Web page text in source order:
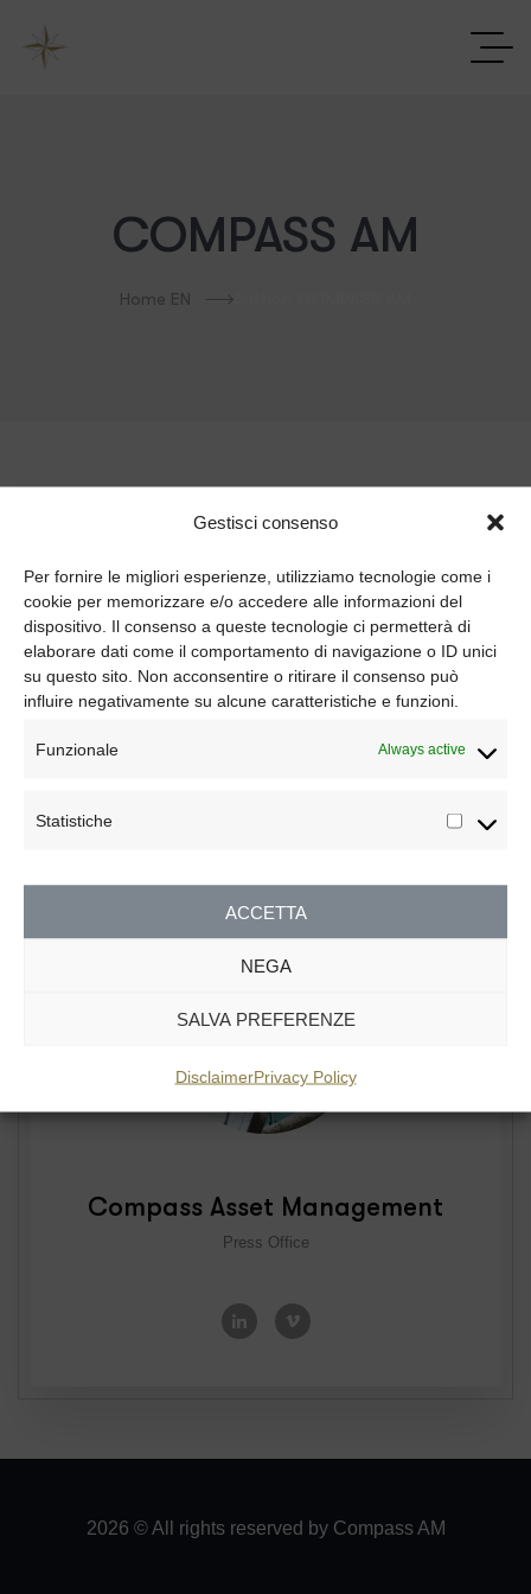
Gestisci consenso
Per fornire le migliori esperienze, utilizziamo tecnologie come i
cookie per memorizzare e/o accedere alle informazioni del
dispositivo. Il consenso a queste tecnologie ci permetterà di
elaborare dati come il comportamento di navigazione o ID unici
su questo sito. Non acconsentire o ritirare il consenso può
influire negativamente su alcune caratteristiche e funzioni.
Funzionale Always active
Statistiche
ACCETTA
NEGA
SALVA PREFERENZE
DisclaimerPrivacy Policy
COMPASS AM
Home EN
Nothing here
It seems we can’t find what you’re looking for.
Perhaps searching can help.
Compass Asset Management
Press Office
2026 © All rights reserved by Compass AM